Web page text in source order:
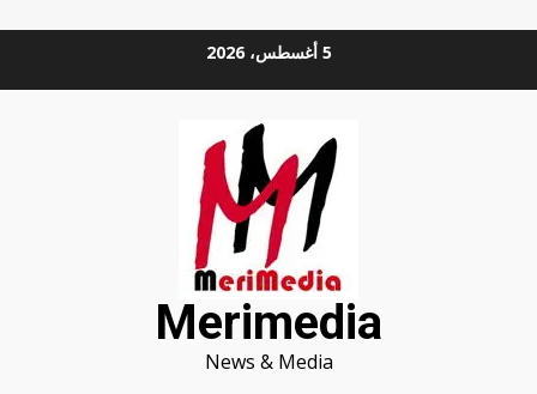
5 أغسطس، 2026
Merimedia
News & Media